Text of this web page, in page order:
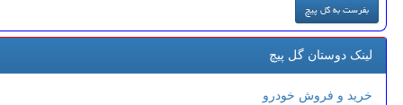
لینک دوستان گل پیچ
خرید و فروش خودرو